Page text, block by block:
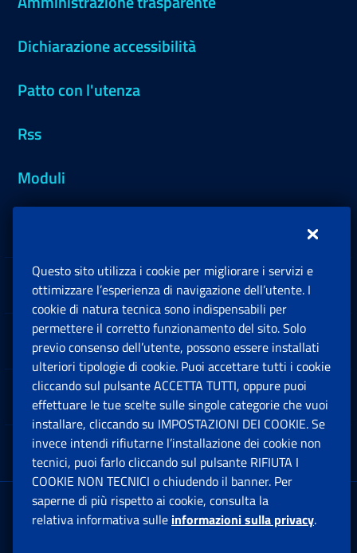
Dichiarazione accessibilità
Patto con l'utenza
Rss
Moduli
Sedi e Contatti
Software
Note Legali
App mobile
Sede Legale : Via Ciro il Grande, 21
00144 Roma
Questo sito utilizza i cookie per migliorare i servizi e
ottimizzare l’esperienza di navigazione dell’utente. I
cookie di natura tecnica sono indispensabili per
permettere il corretto funzionamento del sito. Solo
previo consenso dell’utente, possono essere installati
ulteriori tipologie di cookie. Puoi accettare tutti i cookie
cliccando sul pulsante ACCETTA TUTTI, oppure puoi
effettuare le tue scelte sulle singole categorie che vuoi
installare, cliccando su IMPOSTAZIONI DEI COOKIE. Se
invece intendi rifiutarne l’installazione dei cookie non
tecnici, puoi farlo cliccando sul pulsante RIFIUTA I
COOKIE NON TECNICI o chiudendo il banner. Per
saperne di più rispetto ai cookie, consulta la
relativa informativa sulle informazioni sulla privacy.